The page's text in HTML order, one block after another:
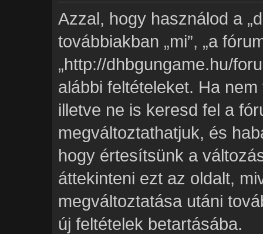
Azzal, hogy használod a
továbbiakban „mi”, „a
„http://dhbgungame.hu/
alábbi feltételeket. Ha
illetve ne is keresd fel a
megváltoztathatjuk, és
hogy értesítsünk a
áttekinteni ezt az oldalt,
megváltoztatása utáni
új feltételek betartásába.